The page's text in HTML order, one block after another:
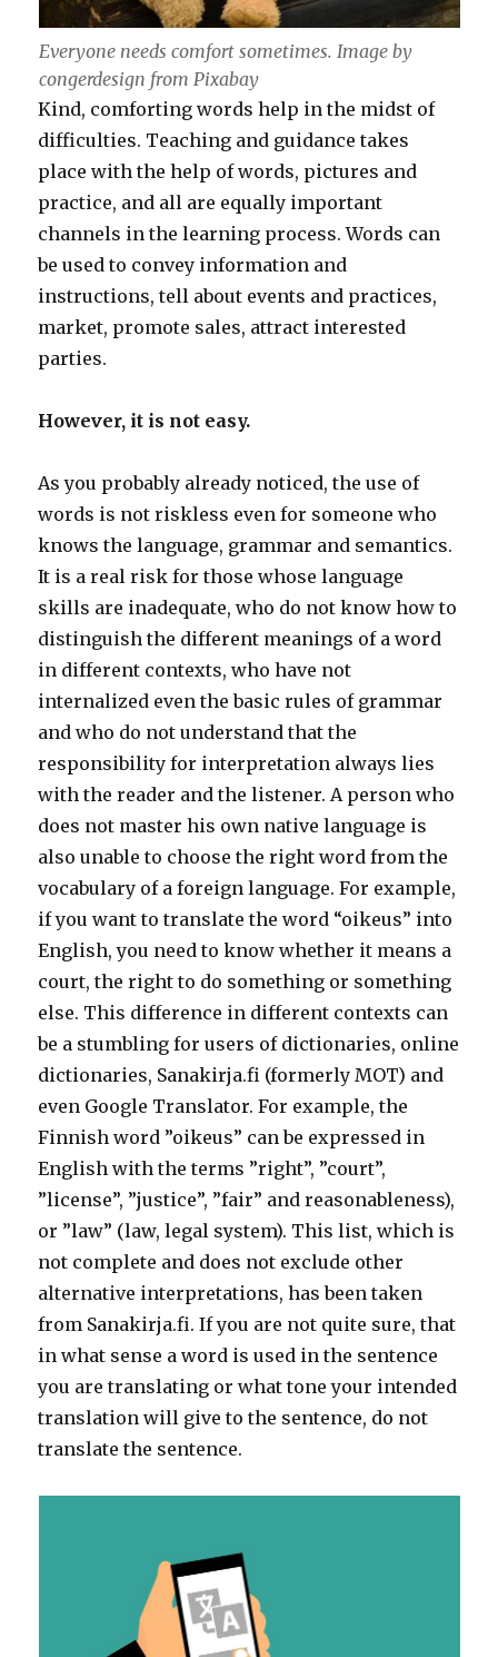
Everyone needs comfort sometimes. Image by
congerdesign from Pixabay
Kind, comforting words help in the midst of
difficulties. Teaching and guidance takes
place with the help of words, pictures and
practice, and all are equally important
channels in the learning process. Words can
be used to convey information and
instructions, tell about events and practices,
market, promote sales, attract interested
parties.
However, it is not easy.
As you probably already noticed, the use of
words is not riskless even for someone who
knows the language, grammar and semantics.
It is a real risk for those whose language
skills are inadequate, who do not know how to
distinguish the different meanings of a word
in different contexts, who have not
internalized even the basic rules of grammar
and who do not understand that the
responsibility for interpretation always lies
with the reader and the listener. A person who
does not master his own native language is
also unable to choose the right word from the
vocabulary of a foreign language. For example,
if you want to translate the word “oikeus” into
English, you need to know whether it means a
court, the right to do something or something
else. This difference in different contexts can
be a stumbling for users of dictionaries, online
dictionaries, Sanakirja.fi (formerly MOT) and
even Google Translator. For example, the
Finnish word ”oikeus” can be expressed in
English with the terms ”right”, ”court”,
”license”, ”justice”, ”fair” and reasonableness),
or ”law” (law, legal system). This list, which is
not complete and does not exclude other
alternative interpretations, has been taken
from Sanakirja.fi. If you are not quite sure, that
in what sense a word is used in the sentence
you are translating or what tone your intended
translation will give to the sentence, do not
translate the sentence.